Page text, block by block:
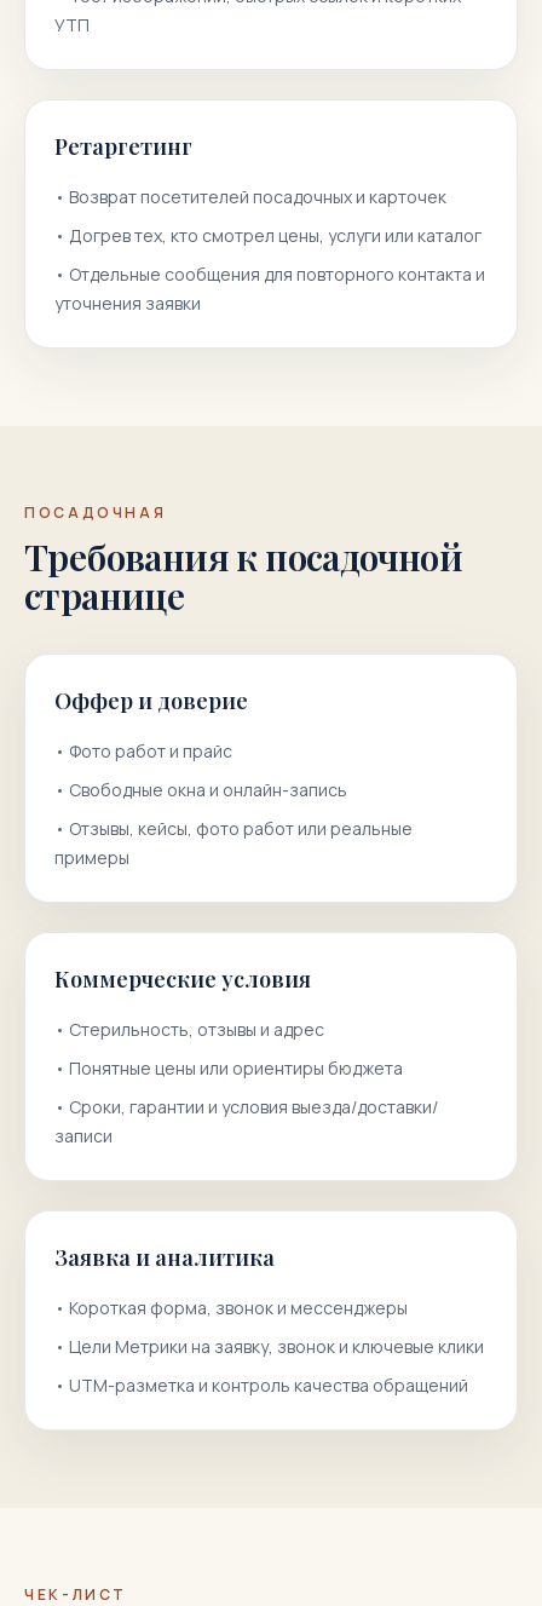
УТП
Ретаргетинг
• Возврат посетителей посадочных и карточек
• Догрев тех, кто смотрел цены, услуги или каталог
• Отдельные сообщения для повторного контакта и
уточнения заявки
ПОСАДОЧНАЯ
Требования к посадочной
странице
Оффер и доверие
• Фото работ и прайс
• Свободные окна и онлайн-запись
• Отзывы, кейсы, фото работ или реальные
примеры
Коммерческие условия
• Стерильность, отзывы и адрес
• Понятные цены или ориентиры бюджета
• Сроки, гарантии и условия выезда/доставки/
записи
Заявка и аналитика
• Короткая форма, звонок и мессенджеры
• Цели Метрики на заявку, звонок и ключевые клики
• UTM-разметка и контроль качества обращений
ЧЕК-ЛИСТ